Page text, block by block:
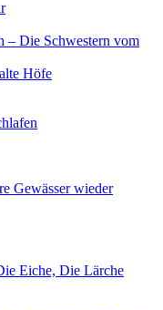
– Die Schwestern vom
Höfe
Gewässer wieder
Eiche, Die Lärche